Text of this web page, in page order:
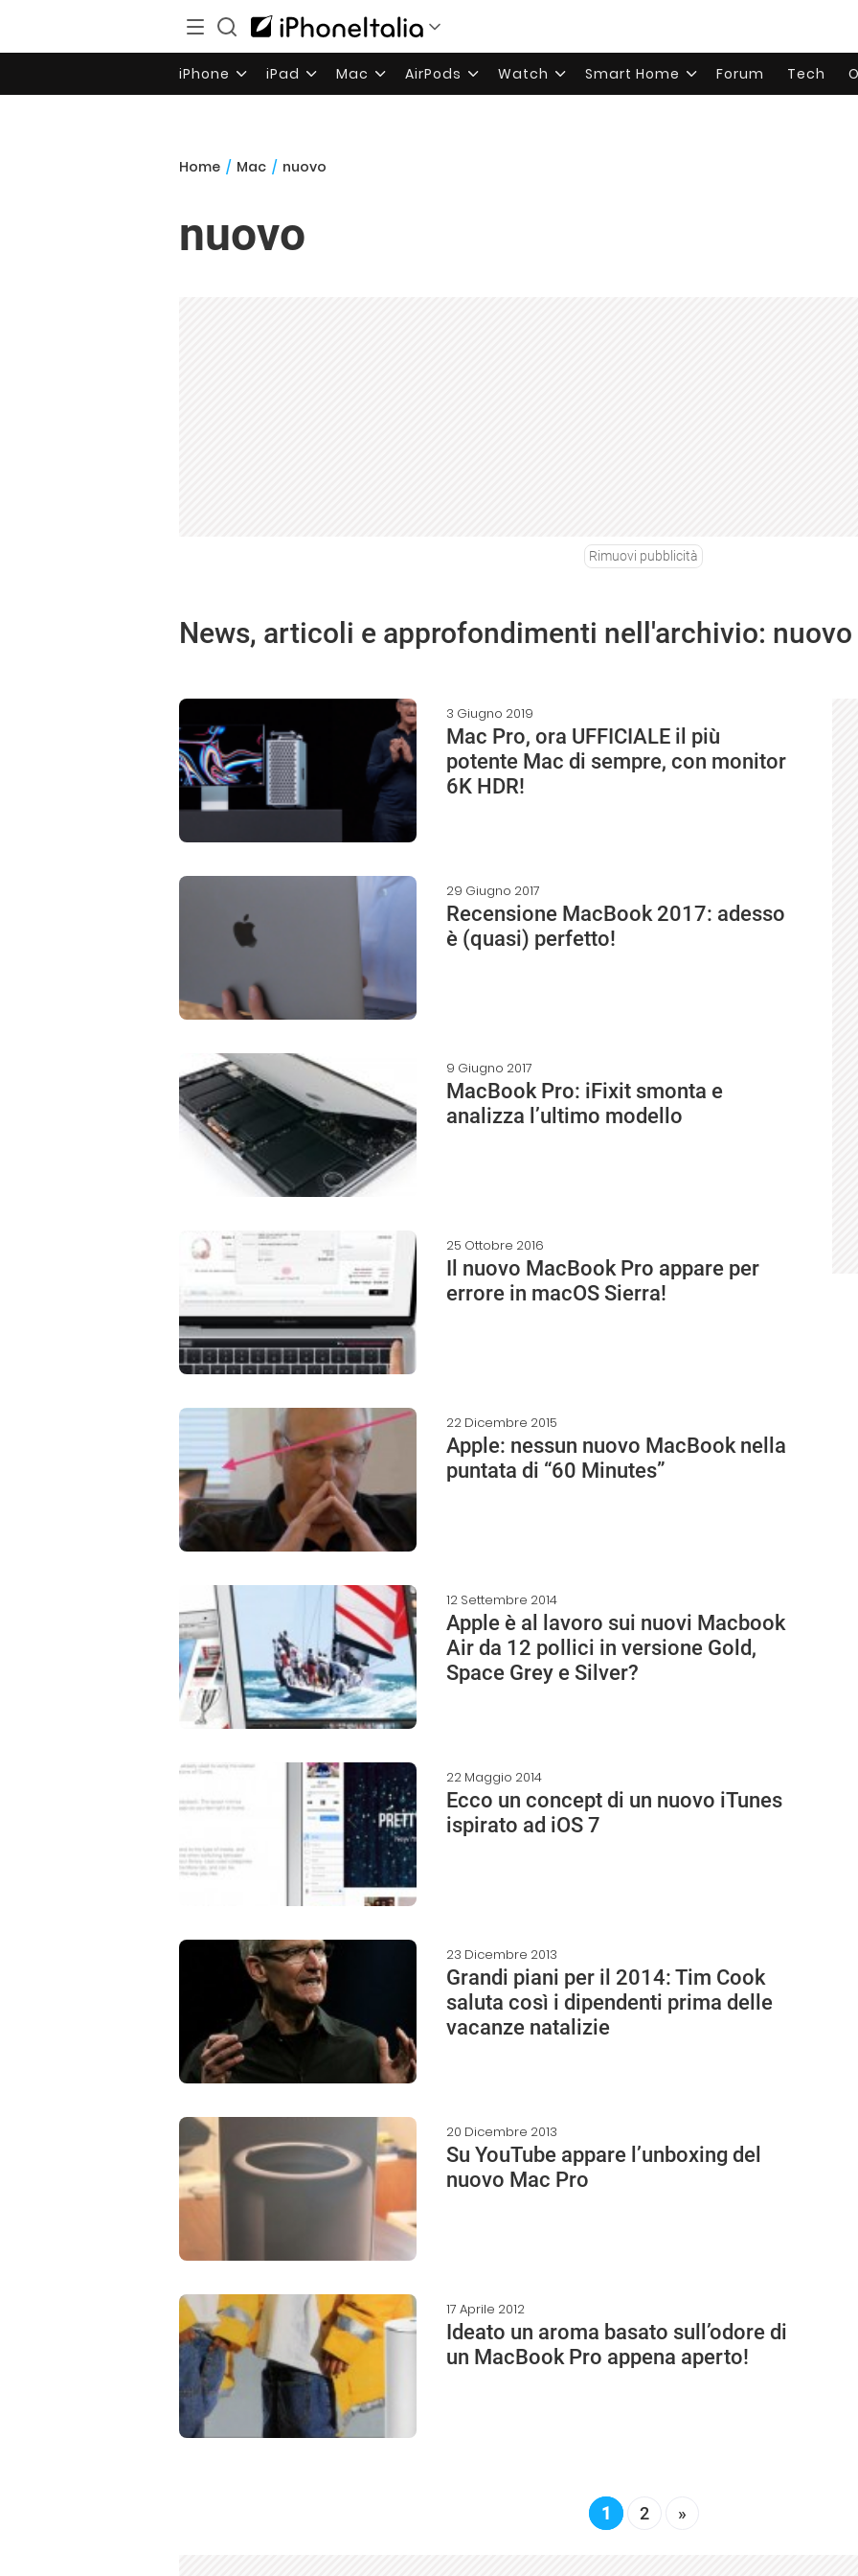
iPhone iPad Mac AirPods Watch Smart Home Forum Tech
Home / Mac / nuovo
nuovo
Rimuovi pubblicità
News, articoli e approfondimenti nell'archivio: nuovo
3 Giugno 2019
Mac Pro, ora UFFICIALE il più
potente Mac di sempre, con monitor
6K HDR!
29 Giugno 2017
Recensione MacBook 2017: adesso
è (quasi) perfetto!
9 Giugno 2017
MacBook Pro: iFixit smonta e
analizza l’ultimo modello
25 Ottobre 2016
Il nuovo MacBook Pro appare per
errore in macOS Sierra!
22 Dicembre 2015
Apple: nessun nuovo MacBook nella
puntata di “60 Minutes”
12 Settembre 2014
Apple è al lavoro sui nuovi Macbook
Air da 12 pollici in versione Gold,
Space Grey e Silver?
22 Maggio 2014
Ecco un concept di un nuovo iTunes
ispirato ad iOS 7
23 Dicembre 2013
Grandi piani per il 2014: Tim Cook
saluta così i dipendenti prima delle
vacanze natalizie
20 Dicembre 2013
Su YouTube appare l’unboxing del
nuovo Mac Pro
17 Aprile 2012
Ideato un aroma basato sull’odore di
un MacBook Pro appena aperto!
1 2 »